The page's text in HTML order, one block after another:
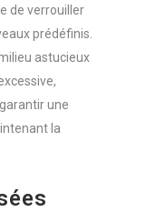
de verrouiller
prédéfinis.
astucieux
une
la